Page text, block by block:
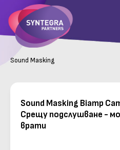
Sound Masking
Sound Masking Biamp
Срещу подслушване -
врати